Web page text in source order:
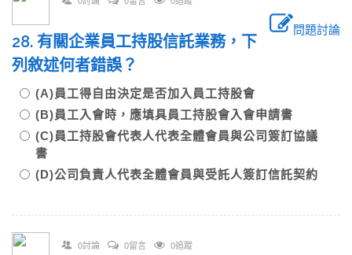
問題討論
28. 有關企業員工持股信託業務，下
列敘述何者錯誤？
(A)員工得自由決定是否加入員工持股會
(B)員工入會時，應填具員工持股會入會申請書
(C)員工持股會代表人代表全體會員與公司簽訂協議
書
(D)公司負責人代表全體會員與受託人簽訂信託契約
0討論 0留言 0追蹤